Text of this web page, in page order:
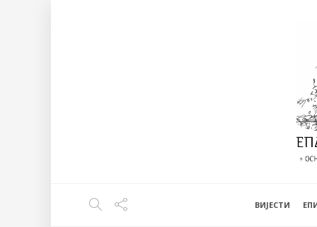
ВИЈЕСТИ